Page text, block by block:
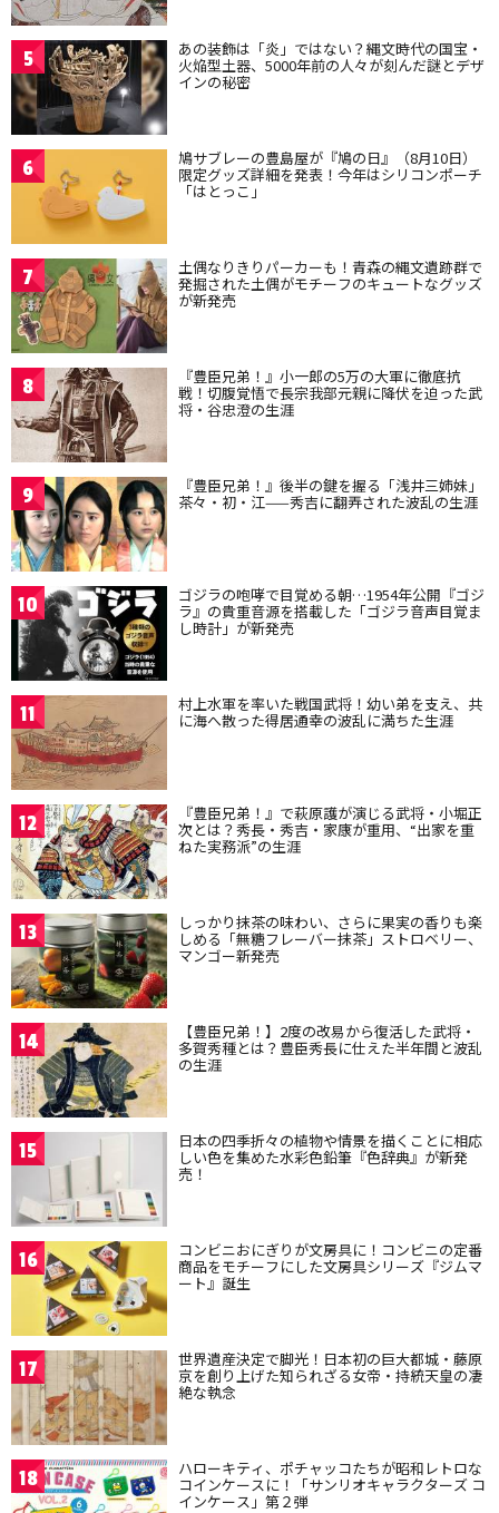
5 あの装飾は「炎」ではない？縄文時代の国宝・
火焔型土器、5000年前の人々が刻んだ謎とデザ
インの秘密
6 鳩サブレーの豊島屋が『鳩の日』（8月10日）
限定グッズ詳細を発表！今年はシリコンポーチ
「はとっこ」
7 土偶なりきりパーカーも！青森の縄文遺跡群で
発掘された土偶がモチーフのキュートなグッズ
が新発売
8 『豊臣兄弟！』小一郎の5万の大軍に徹底抗
戦！切腹覚悟で長宗我部元親に降伏を迫った武
将・谷忠澄の生涯
9 『豊臣兄弟！』後半の鍵を握る「浅井三姉妹」
茶々・初・江——秀吉に翻弄された波乱の生涯
10 ゴジラの咆哮で目覚める朝…1954年公開『ゴジ
ラ』の貴重音源を搭載した「ゴジラ音声目覚ま
し時計」が新発売
11 村上水軍を率いた戦国武将！幼い弟を支え、共
に海へ散った得居通幸の波乱に満ちた生涯
12 『豊臣兄弟！』で萩原護が演じる武将・小堀正
次とは？秀長・秀吉・家康が重用、“出家を重
ねた実務派”の生涯
13 しっかり抹茶の味わい、さらに果実の香りも楽
しめる「無糖フレーバー抹茶」ストロベリー、
マンゴー新発売
14 【豊臣兄弟！】2度の改易から復活した武将・
多賀秀種とは？豊臣秀長に仕えた半年間と波乱
の生涯
15 日本の四季折々の植物や情景を描くことに相応
しい色を集めた水彩色鉛筆『色辞典』が新発
売！
16 コンビニおにぎりが文房具に！コンビニの定番
商品をモチーフにした文房具シリーズ『ジムマ
ート』誕生
17 世界遺産決定で脚光！日本初の巨大都城・藤原
京を創り上げた知られざる女帝・持統天皇の凄
絶な執念
18 ハローキティ、ポチャッコたちが昭和レトロな
コインケースに！「サンリオキャラクターズ コ
インケース」第２弾